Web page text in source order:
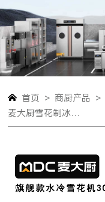
首页 > 商厨产品 >
麦大厨雪花制冰机商用小型网红雪花冰沙机旗舰款触屏水冷300KG